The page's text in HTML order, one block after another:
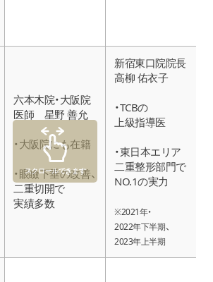
六本木院・大阪院
医師 星野 善允
・大阪院にも在籍
・眼瞼下垂の改善、
二重切開で
実績多数
新宿東口院院長
高柳 佑衣子
・TCBの
上級指導医
・東日本エリア
二重整形部門で
NO.1の実力
※2021年・
2022年下半期、
2023年上半期
スクロールできます